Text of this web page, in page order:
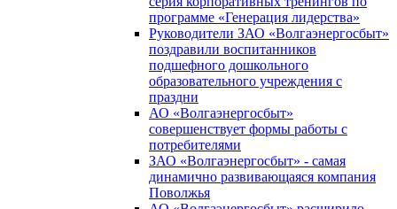
программе «Генерация лидерства»
Руководители ЗАО «Волгаэнергосбыт»
поздравили воспитанников
подшефного дошкольного
образовательного учреждения с
праздни
АО «Волгаэнергосбыт»
совершенствует формы работы с
потребителями
ЗАО «Волгаэнергосбыт» - самая
динамично развивающаяся компания
Поволжья